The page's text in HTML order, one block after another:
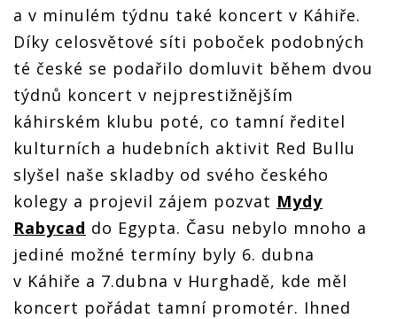
a v minulém týdnu také koncert v Káhiře.
Díky celosvětové síti poboček podobných
té české se podařilo domluvit během dvou
týdnů koncert v nejprestižnějším
káhirském klubu poté, co tamní ředitel
kulturních a hudebních aktivit Red Bullu
slyšel naše skladby od svého českého
kolegy a projevil zájem pozvat Mydy
Rabycad do Egypta. Času nebylo mnoho a
jediné možné termíny byly 6. dubna
v Káhiře a 7.dubna v Hurghadě, kde měl
koncert pořádat tamní promotér. Ihned